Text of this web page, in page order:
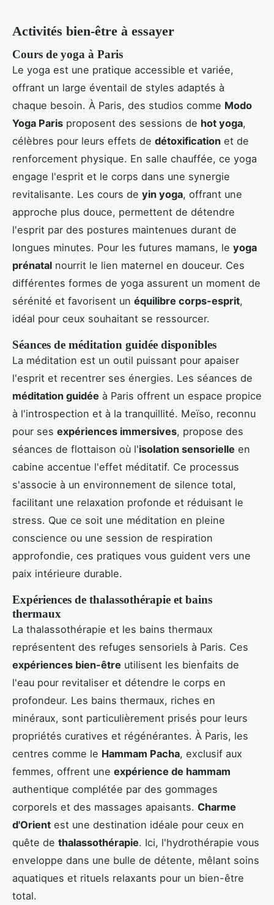
Activités bien-être à essayer
Cours de yoga à Paris
Le yoga est une pratique accessible et variée,
offrant un large éventail de styles adaptés à
chaque besoin. À Paris, des studios comme Modo
Yoga Paris proposent des sessions de hot yoga,
célèbres pour leurs effets de détoxification et de
renforcement physique. En salle chauffée, ce yoga
engage l'esprit et le corps dans une synergie
revitalisante. Les cours de yin yoga, offrant une
approche plus douce, permettent de détendre
l'esprit par des postures maintenues durant de
longues minutes. Pour les futures mamans, le yoga
prénatal nourrit le lien maternel en douceur. Ces
différentes formes de yoga assurent un moment de
sérénité et favorisent un équilibre corps-esprit,
idéal pour ceux souhaitant se ressourcer.
Séances de méditation guidée disponibles
La méditation est un outil puissant pour apaiser
l'esprit et recentrer ses énergies. Les séances de
méditation guidée à Paris offrent un espace propice
à l'introspection et à la tranquillité. Meïso, reconnu
pour ses expériences immersives, propose des
séances de flottaison où l'isolation sensorielle en
cabine accentue l'effet méditatif. Ce processus
s'associe à un environnement de silence total,
facilitant une relaxation profonde et réduisant le
stress. Que ce soit une méditation en pleine
conscience ou une session de respiration
approfondie, ces pratiques vous guident vers une
paix intérieure durable.
Expériences de thalassothérapie et bains
thermaux
La thalassothérapie et les bains thermaux
représentent des refuges sensoriels à Paris. Ces
expériences bien-être utilisent les bienfaits de
l'eau pour revitaliser et détendre le corps en
profondeur. Les bains thermaux, riches en
minéraux, sont particulièrement prisés pour leurs
propriétés curatives et régénérantes. À Paris, les
centres comme le Hammam Pacha, exclusif aux
femmes, offrent une expérience de hammam
authentique complétée par des gommages
corporels et des massages apaisants. Charme
d'Orient est une destination idéale pour ceux en
quête de thalassothérapie. Ici, l'hydrothérapie vous
enveloppe dans une bulle de détente, mêlant soins
aquatiques et rituels relaxants pour un bien-être
total.